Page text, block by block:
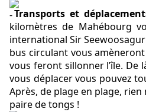
Transports et
kilomètres de Mahébourg
international Sir
bus circulant vous
vous feront sillonner l’île. De
vous déplacer vous pouvez
Après, de plage en plage,
paire de tongs !